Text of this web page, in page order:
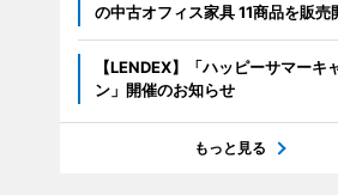
の中古オフィス家具 11商品を販売
【LENDEX】「ハッピーサマーキ
ン」開催のお知らせ
もっと見る